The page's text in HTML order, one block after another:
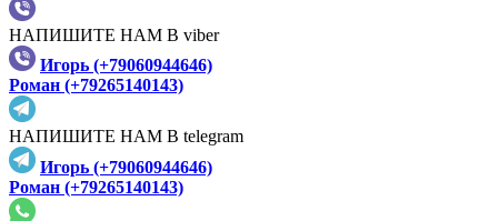
НАПИШИТЕ НАМ В viber
Игорь (+79060944646)
Роман (+79265140143)
НАПИШИТЕ НАМ В telegram
Игорь (+79060944646)
Роман (+79265140143)